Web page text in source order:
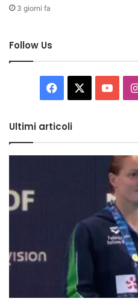
3 giorni fa
Follow Us
Facebook You
Ultimi articoli